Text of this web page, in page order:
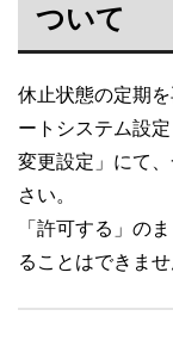
ついて
休止状態の定期
ートシステム設
変更設定」にて
さい。
「許可する」の
ることはできませ